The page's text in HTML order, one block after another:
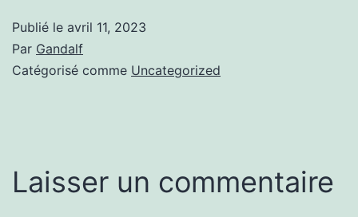
Publié le avril 11, 2023
Par Gandalf
Catégorisé comme Uncategorized
Laisser un commentaire